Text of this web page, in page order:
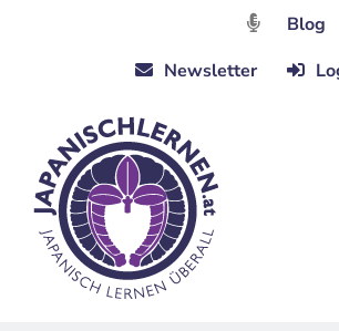
Blog
Newsletter